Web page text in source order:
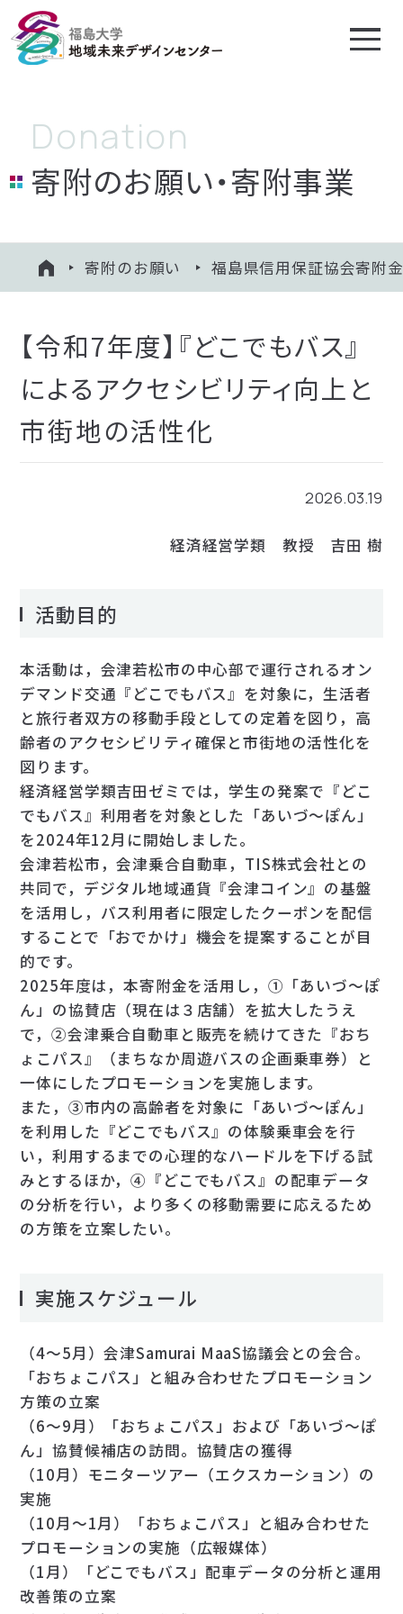
地域未来デザイン センターについて
プロジェクト
相談する
知る・学ぶ
寄附のお願い
福島大学絆会
お問い合わせ
寄附のお願い・寄附事業
HOME
寄附のお願い 福島県信用保証協会寄附
【令和7年度】『どこでもバス』
によるアクセシビリティ向上と
市街地の活性化
2026.03.19
経済経営学類 教授 吉田 樹
活動目的
本活動は，会津若松市の中心部で運行されるオン
デマンド交通『どこでもバス』を対象に，生活者
と旅行者双方の移動手段としての定着を図り，高
齢者のアクセシビリティ確保と市街地の活性化を
図ります。
経済経営学類吉田ゼミでは，学生の発案で『どこ
でもバス』利用者を対象とした「あいづ～ぽん」
を2024年12月に開始しました。
会津若松市，会津乗合自動車，TIS株式会社との
共同で，デジタル地域通貨『会津コイン』の基盤
を活用し，バス利用者に限定したクーポンを配信
することで「おでかけ」機会を提案することが目
的です。
2025年度は，本寄附金を活用し，①「あいづ～ぽ
ん」の協賛店（現在は３店舗）を拡大したうえ
で，②会津乗合自動車と販売を続けてきた『おち
ょこパス』（まちなか周遊バスの企画乗車券）と
一体にしたプロモーションを実施します。
また，③市内の高齢者を対象に「あいづ～ぽん」
を利用した『どこでもバス』の体験乗車会を行
い，利用するまでの心理的なハードルを下げる試
みとするほか，④『どこでもバス』の配車データ
の分析を行い，より多くの移動需要に応えるため
の方策を立案したい。
実施スケジュール
（4～5月）会津Samurai MaaS協議会との会合。
「おちょこパス」と組み合わせたプロモーション
方策の立案
（6～9月）「おちょこパス」および「あいづ～ぽ
ん」協賛候補店の訪問。協賛店の獲得
（10月）モニターツアー（エクスカーション）の
実施
（10月～1月）「おちょこパス」と組み合わせた
プロモーションの実施（広報媒体）
（1月）「どこでもバス」配車データの分析と運用
改善策の立案